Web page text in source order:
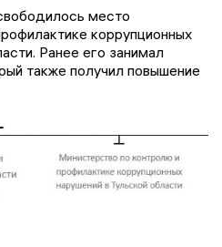
место
коррупционных
Ранее его занимал
также получил повышение